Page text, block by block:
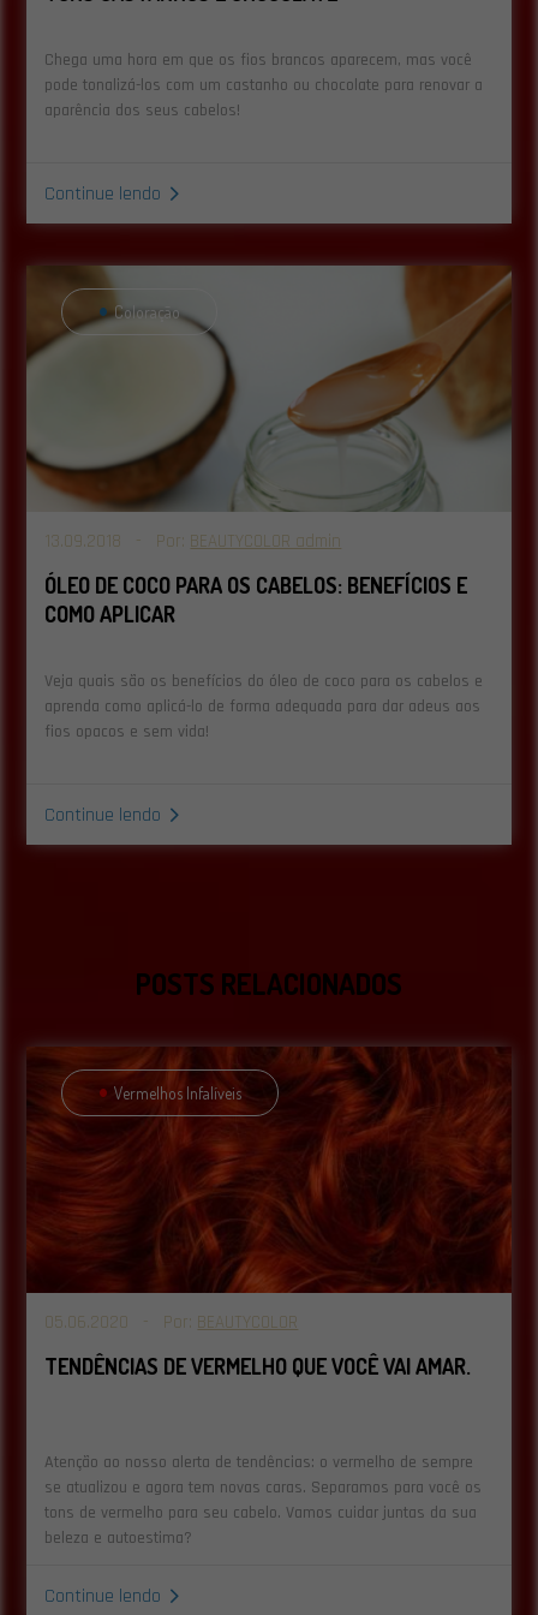
Chega uma hora em que os fios brancos aparecem, mas você
pode tonalizá-los com um castanho ou chocolate para renovar a
aparência dos seus cabelos!
Continue lendo
Coloração
13.09.2018 - Por: BEAUTYCOLOR admin
ÓLEO DE COCO PARA OS CABELOS: BENEFÍCIOS E
COMO APLICAR
Veja quais são os benefícios do óleo de coco para os cabelos e
aprenda como aplicá-lo de forma adequada para dar adeus aos
fios opacos e sem vida!
Continue lendo
POSTS RELACIONADOS
Vermelhos Infalíveis
05.06.2020 - Por: BEAUTYCOLOR
TENDÊNCIAS DE VERMELHO QUE VOCÊ VAI AMAR.
Atenção ao nosso alerta de tendências: o vermelho de sempre
se atualizou e agora tem novas caras. Separamos para você os
tons de vermelho para seu cabelo. Vamos cuidar juntas da sua
beleza e autoestima?
Continue lendo